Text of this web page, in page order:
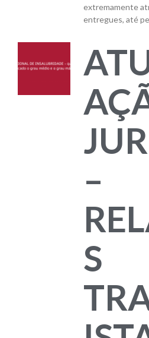
extremamente
entregues, até
–
S